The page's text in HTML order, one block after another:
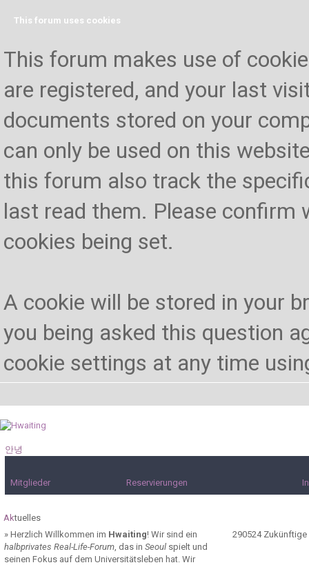
This forum uses cookies
This forum makes use of
are registered, and your last
documents stored on your
can only be used on this
this forum also track the
last read them. Please confirm
cookies being set.
A cookie will be stored in your
you being asked this question
cookie settings at any time
안녕
Mitglieder Reservierungen
Aktuelles
» Herzlich Willkommen im Hwaiting! Wir sind ein
halbprivates Real-Life-Forum, das in Seoul spielt und
seinen Fokus auf dem Universitätsleben hat. Wir
290524Zukünftige